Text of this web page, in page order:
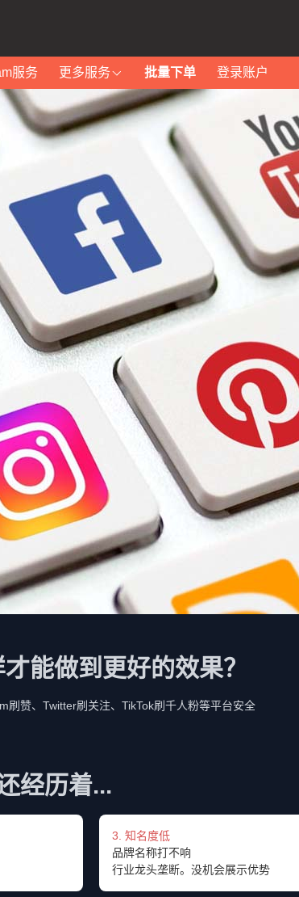
服务 更多服务 批量下单 登录账户
能做到更好的效果？
赞、Twitter刷关注、TikTok刷千人粉等平台安全
经历着...
3. 知名度低
品牌名称打不响
行业龙头垄断。没机会展示优势